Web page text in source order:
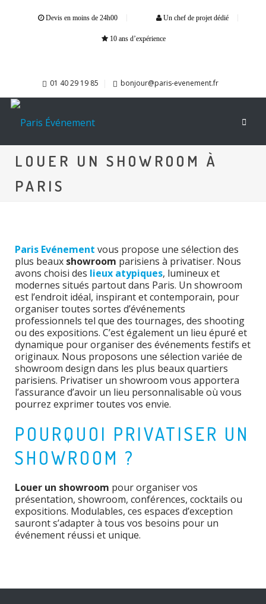
Devis en moins de 24h00 Un chef de projet dédié
10 ans d’expérience
01 40 29 19 85 bonjour@paris-evenement.fr
LOUER UN SHOWROOM À
PARIS
Paris Evénement vous propose une sélection des
plus beaux showroom parisiens à privatiser. Nous
avons choisi des lieux atypiques, lumineux et
modernes situés partout dans Paris. Un showroom
est l’endroit idéal, inspirant et contemporain, pour
organiser toutes sortes d’événements
professionnels tel que des tournages, des shooting
ou des expositions. C’est également un lieu épuré et
dynamique pour organiser des événements festifs et
originaux. Nous proposons une sélection variée de
showroom design dans les plus beaux quartiers
parisiens. Privatiser un showroom vous apportera
l’assurance d’avoir un lieu personnalisable où vous
pourrez exprimer toutes vos envie.
POURQUOI PRIVATISER UN
SHOWROOM ?
Louer un showroom pour organiser vos
présentation, showroom, conférences, cocktails ou
expositions. Modulables, ces espaces d’exception
sauront s’adapter à tous vos besoins pour un
événement réussi et unique.